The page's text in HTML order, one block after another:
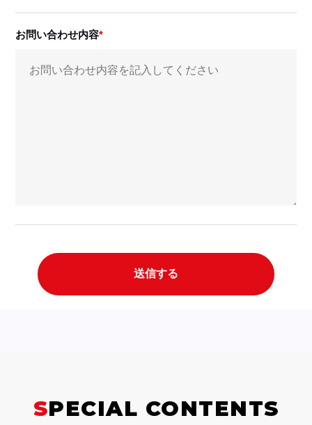
お問い合わせ内容
SPECIAL CONTENTS